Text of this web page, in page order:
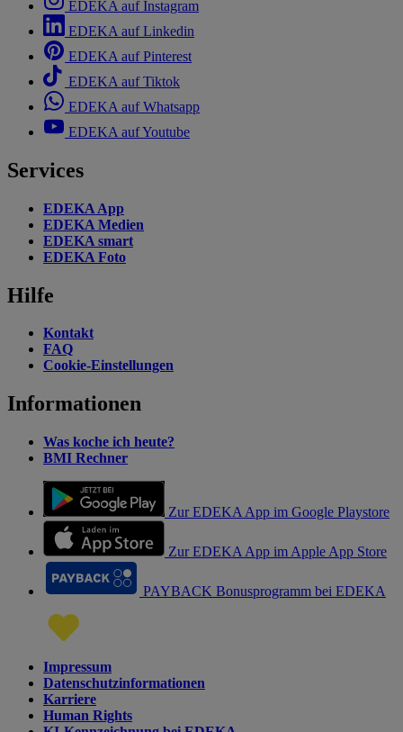
EDEKA auf Instagram
EDEKA auf Linkedin
EDEKA auf Pinterest
EDEKA auf Tiktok
EDEKA auf Whatsapp
EDEKA auf Youtube
Services
EDEKA App
EDEKA Medien
EDEKA smart
EDEKA Foto
Hilfe
Kontakt
FAQ
Cookie-Einstellungen
Informationen
Was koche ich heute?
BMI Rechner
Zur EDEKA App im Google Playstore
Zur EDEKA App im Apple App Store
PAYBACK Bonusprogramm bei EDEKA
Impressum
Datenschutzinformationen
Karriere
Human Rights